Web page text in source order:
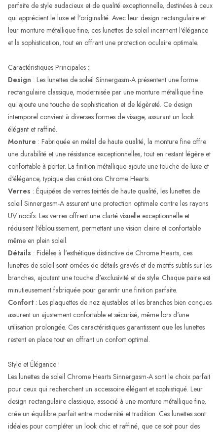
parfaite de style audacieux et de qualité exceptionnelle, destinées à ceux
qui apprécient le luxe et l'originalité. Avec leur design rectangulaire et
leur monture métallique fine, ces lunettes de soleil incarnent l'élégance
et la sophistication, tout en offrant une protection oculaire optimale.
Caractéristiques Principales :
Design : Les lunettes de soleil Sinnergasm-A présentent une forme
rectangulaire classique, modernisée par une monture métallique fine
qui ajoute une touche de sophistication et de légèreté. Ce design
intemporel convient à diverses formes de visage, assurant un look
élégant et raffiné.
Monture : Fabriquée en métal de haute qualité, la monture fine offre
une durabilité et une résistance exceptionnelles, tout en restant légère et
confortable à porter. La finition métallique ajoute une touche de luxe et
d'élégance, typique des créations Chrome Hearts.
Verres : Équipées de verres teintés de haute qualité, les lunettes de
soleil Sinnergasm-A assurent une protection optimale contre les rayons
UV nocifs. Les verres offrent une clarté visuelle exceptionnelle et
réduisent l'éblouissement, permettant une vision claire et confortable
même en plein soleil.
Détails : Fidèles à l'esthétique distinctive de Chrome Hearts, ces
lunettes de soleil sont ornées de détails gravés et de motifs subtils sur les
branches, ajoutant une touche d'exclusivité et de style. Chaque paire est
minutieusement fabriquée pour garantir une finition parfaite.
Confort : Les plaquettes de nez ajustables et les branches bien conçues
assurent un ajustement confortable et sécurisé, même lors d'une
utilisation prolongée. Ces caractéristiques garantissent que les lunettes
restent en place tout en offrant un confort optimal.
Style et Élégance :
Les lunettes de soleil Chrome Hearts Sinnergasm-A sont le choix parfait
pour ceux qui recherchent un accessoire élégant et sophistiqué. Leur
design rectangulaire classique, associé à une monture métallique fine,
crée un équilibre parfait entre modernité et tradition. Ces lunettes sont
idéales pour compléter un look chic et raffiné, que ce soit pour des